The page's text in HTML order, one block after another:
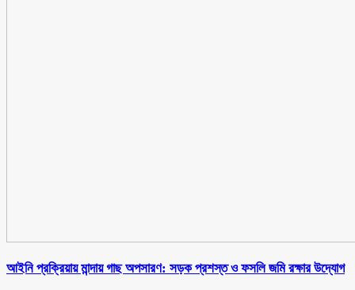
আইনি প্রক্রিয়ায় মান্দায় গাছ অপসারণ: সড়ক প্রশস্ত ও ফসলি জমি রক্ষার উদ্যোগ